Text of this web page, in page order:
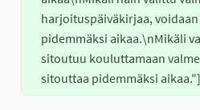
harjoituspäiväkirjaa,
pidemmäksi aikaa.\nMikäli
sitoutuu kouluttamaan
sitouttaa pidemmäksi aikaa."]